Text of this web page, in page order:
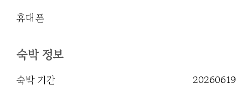
​휴대폰
​숙박 정보
숙박 기간 20260619